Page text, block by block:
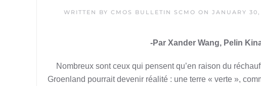
WRITTEN BY CMOS BULLETIN SCMO ON JANUARY
-Par Xander Wang, Pelin
Nombreux sont ceux qui pensent qu’en raison du
Groenland pourrait devenir réalité : une terre « verte »,